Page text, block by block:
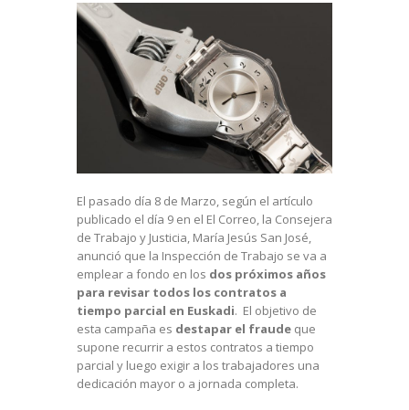
El pasado día 8 de Marzo, según el artículo
publicado el día 9 en el El Correo, la Consejera
de Trabajo y Justicia, María Jesús San José,
anunció que la Inspección de Trabajo se va a
emplear a fondo en los dos próximos años
para revisar todos los contratos a
tiempo parcial en Euskadi. El objetivo de
esta campaña es destapar el fraude que
supone recurrir a estos contratos a tiempo
parcial y luego exigir a los trabajadores una
dedicación mayor o a jornada completa.